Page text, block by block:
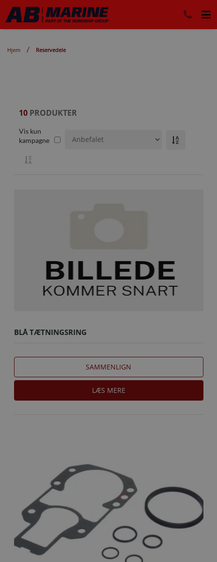
Hjem Reservedele
10PRODUKTER
Vis kun
kampagne
BLÅ TÆTNINGSRING
SAMMENLIGN
LÆS MERE